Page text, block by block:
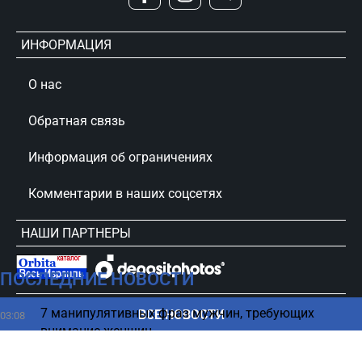
ПОСЛЕДНИЕ НОВОСТИ
03:08
7 манипулятивных фраз мужчин, требующих
внимание женщин
ВСЕ НОВОСТИ
ИНФОРМАЦИЯ
О нас
Обратная связь
Информация об ограничениях
Комментарии в наших соцсетях
НАШИ ПАРТНЕРЫ
сursorinfo.co.il © Все права защищены